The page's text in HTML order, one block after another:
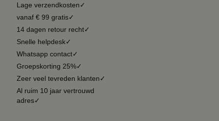
Lage verzendkosten✓
vanaf € 99 gratis✓
14 dagen retour recht✓
Snelle helpdesk✓
Whatsapp contact✓
Groepskorting 25%✓
Zeer veel tevreden klanten✓
Al ruim 10 jaar vertrouwd
adres✓